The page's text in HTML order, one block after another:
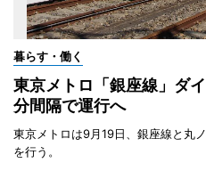
暮らす・働く
東京メトロ「銀座線」ダ
分間隔で運行へ
東京メトロは9月19日、銀座線と丸
を行う。